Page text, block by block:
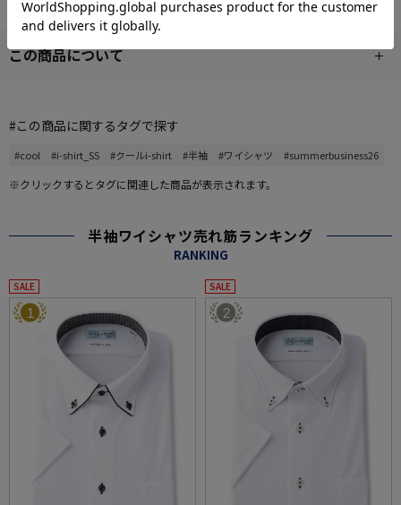
この商品について
#この商品に関するタグで探す
#cool #i-shirt_SS #クールi-shirt #半袖 #ワイシャツ #summerbusiness26
※クリックするとタグに関連した商品が表示されます。
半袖ワイシャツ売れ筋ランキング
RANKING
SALE
1
SALE
2